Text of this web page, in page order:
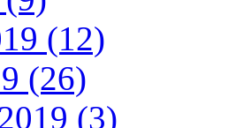
(12)
(26)
(3)